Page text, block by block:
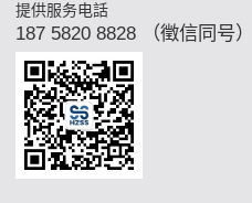
提供服务电話
187 5820 8828 （徵信同号）